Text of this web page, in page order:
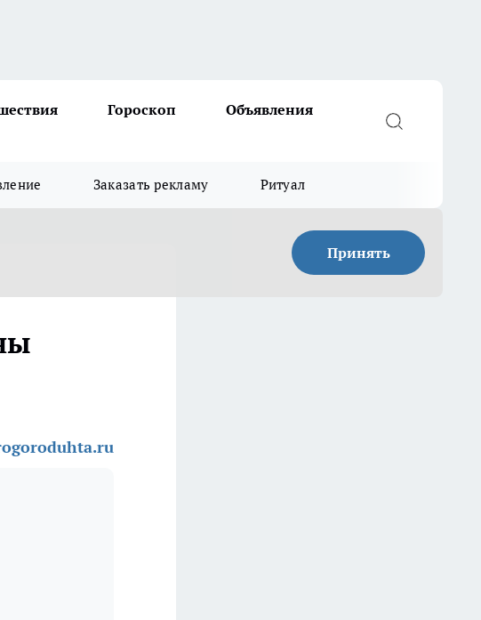
Гороскоп
Объявления
Заказать рекламу Ритуал
Принять